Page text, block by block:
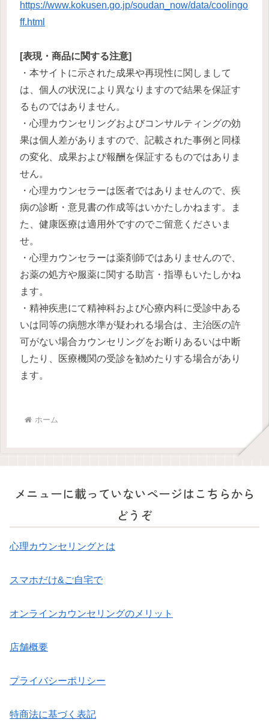
https://www.kokusen.go.jp/soudan_now/data/coolingo
ff.html
[表現・商品に関する注意]
・本サイトに示された成果や再現性に関しまして
は、個人の状況により異なりますので結果を保証す
るものではありません。
・心理カウンセリングおよびコンサルティングの効
果は個人差がありますので、記載された事例と同様
の変化、成果および報酬を保証するものではありま
せん。
・心理カウンセラーは医者ではありませんので、疾
病の診断・意見書の作成等はいかたしかねます。ま
た、健康医療は適用外ですのでご留意くださいま
せ。
・心理カウンセラーは薬剤師ではありませんので、
お薬の処方や服薬に関する助言・指導もいたしかね
ます。
・精神疾患にて精神科および心療内科に受診中ある
いは同等の病態水準が疑われる場合は、主治医の許
可がない場合カウンセリングをお断りあるいは中断
したり、医療機関の受診を勧めたりする場合があり
ます。
ホーム
メニューに載っていないページはこちらから
どうぞ
心理カウンセリングとは
スマホだけ&ご自宅で
オンラインカウンセリングのメリット
店舗概要
プライバシーポリシー
特商法に基づく表記